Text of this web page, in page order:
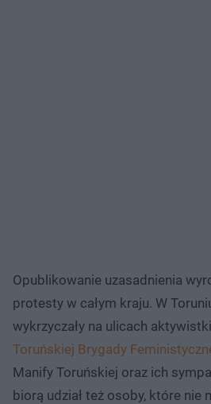
Opublikowanie uzasadnienia
protesty w całym kraju. W
wykrzyczały na ulicach
Toruńskiej Brygady
Manify Toruńskiej oraz ich
biorą udział też osoby, które nie